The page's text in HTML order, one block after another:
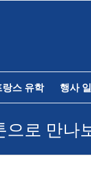
랑스 유학 행사
로 만나